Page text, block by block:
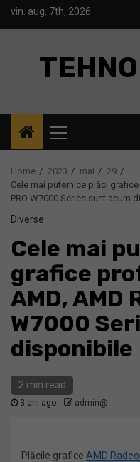
Skipvin. aug. 7th, 2026
Menu
Home 2023 mai
29
Cele mai puternice plăci
PRO W7000 Series sunt acum
Diverse
Cele mai
grafice
AMD, AMD
W7000
disponibile
2 min read
3 ani ago admin@
Plăcile grafice AMD